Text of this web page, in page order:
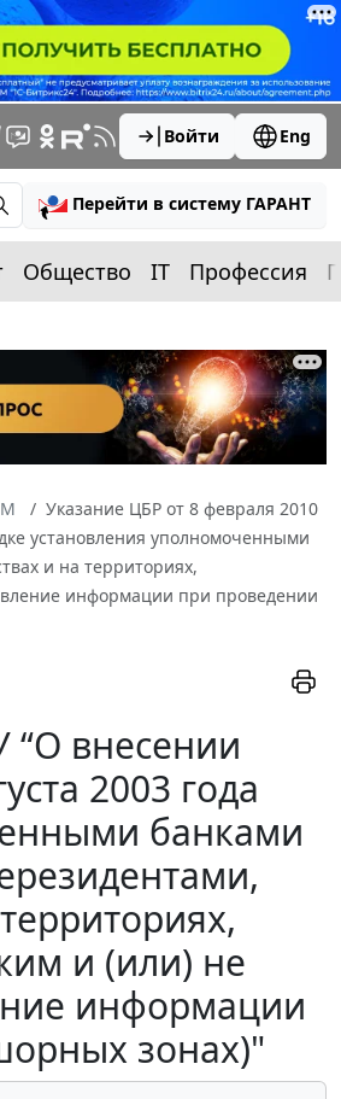
Войти Eng
Перейти в систему ГАРАНТ
Общество IT Профессия
Указание ЦБР от 8 февраля 2010
установления уполномоченными
и на территориях,
информации при проведении
“О внесении
2003 года
банками
и (или) не
информации
зонах)"